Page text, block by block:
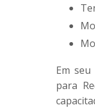
Em seu
para